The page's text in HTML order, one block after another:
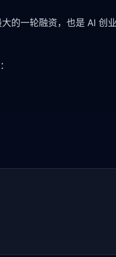
的一轮融资，也是 AI 创业